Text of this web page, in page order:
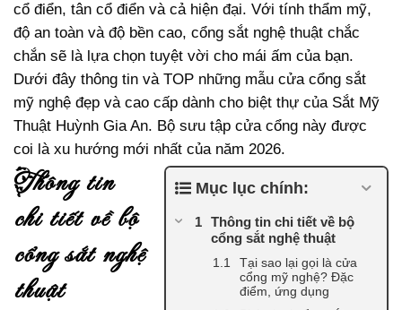
cổ điển, tân cổ điển và cả hiện đại. Với tính thẩm mỹ,
độ an toàn và độ bền cao, cổng sắt nghệ thuật chắc
chắn sẽ là lựa chọn tuyệt vời cho mái ấm của bạn.
Dưới đây thông tin và TOP những mẫu cửa cổng sắt
mỹ nghệ đẹp và cao cấp dành cho biệt thự của Sắt Mỹ
Thuật Huỳnh Gia An. Bộ sưu tập cửa cổng này được
coi là xu hướng mới nhất của năm 2026.
Mục lục chính:
Thông tin chi tiết về bộ
cổng sắt nghệ thuật
Tại sao lại gọi là cửa
cổng mỹ nghệ? Đặc
điểm, ứng dụng
thông tin
chi tiết về bộ
cổng sắt nghệ
thuật